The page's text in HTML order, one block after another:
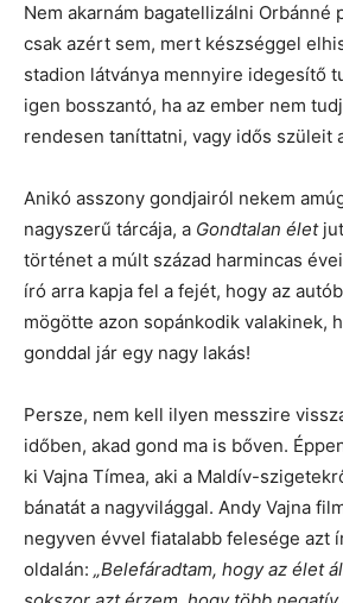
Nem akarnám bagatellizálni Orbánné
csak azért sem, mert készséggel
stadion látványa mennyire idegesítő
igen bosszantó, ha az ember nem
rendesen taníttatni, vagy idős szüleit
Anikó asszony gondjairól nekem
nagyszerű tárcája, a Gondtalan életjut
történet a múlt század harmincas
író arra kapja fel a fejét, hogy az
mögötte azon sopánkodik valakinek,
gonddal jár egy nagy lakás!
Persze, nem kell ilyen messzire
időben, akad gond ma is bőven.
ki Vajna Tímea, aki a Maldív-
bánatát a nagyvilággal. Andy Vajna
negyven évvel fiatalabb felesége azt
oldalán: „Belefáradtam, hogy az élet